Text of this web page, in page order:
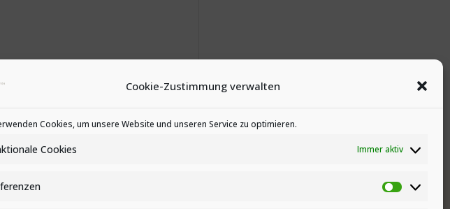
Cookie-Zustimmung verwalten
Cookies, um unsere Website und unseren Service zu optimieren.
Cookies Immer aktiv
höchsten Qualitätskriterien –
Kulturmedien. Das